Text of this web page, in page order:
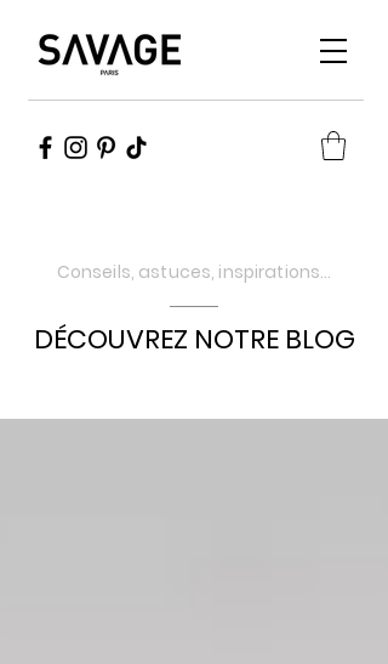
Conseils, astuces, inspirations…
DÉCOUVREZ NOTRE BLOG